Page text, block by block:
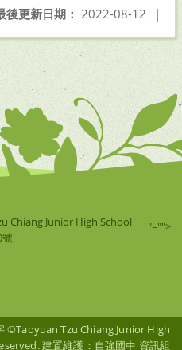
後更新日期： 2022-08-12 |
Chiang Junior High School
"="">
©Taoyuan Tzu Chiang Junior High
建置維護：自強國中 資訊組